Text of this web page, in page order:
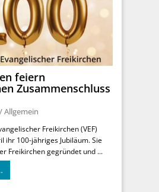
feiern
Zusammenschluss
Allgemein
Freikirchen (VEF)
ihr 100-jähriges Jubiläum. Sie
Freikirchen gegründet und ...